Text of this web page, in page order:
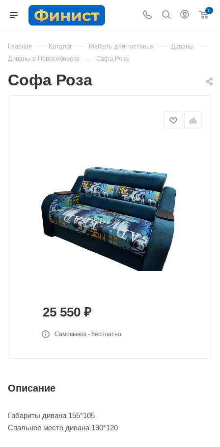
0
Главная — Каталог — Мебель для гостиных — Диваны —
Диваны в Новосибирске — Софа Роза
Софа Роза
25 550 ₽
Самовывоз - бесплатно
Описание
Габариты дивана 155*105
Спальное место дивана 190*120